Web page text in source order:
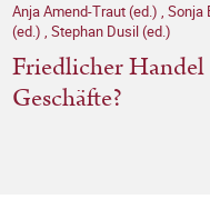
Anja Amend-Traut (ed.) , Sonja
(ed.) , Stephan Dusil (ed.)
Friedlicher
Geschäfte?